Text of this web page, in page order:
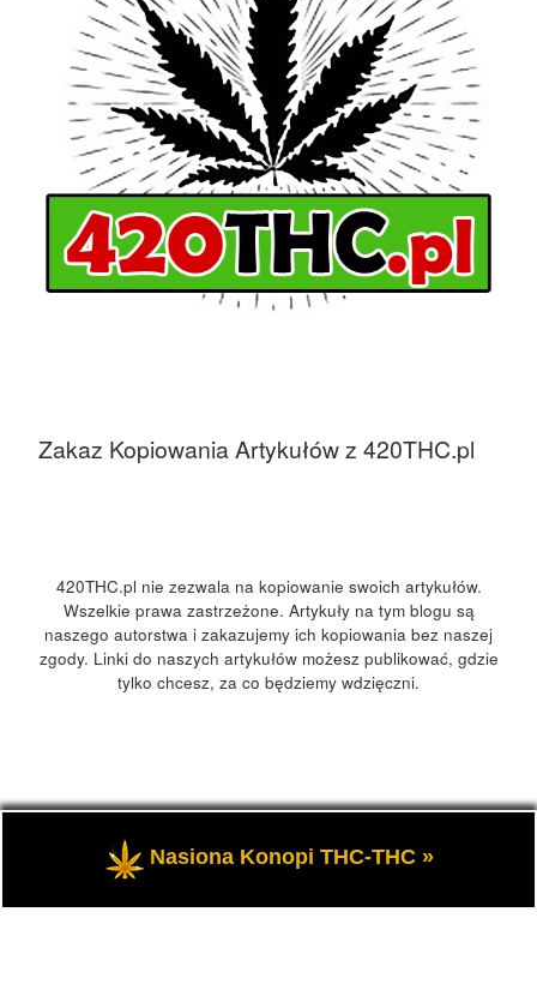
Zakaz Kopiowania Artykułów z 420THC.pl
420THC.pl nie zezwala na kopiowanie swoich artykułów.
Wszelkie prawa zastrzeżone. Artykuły na tym blogu są
naszego autorstwa i zakazujemy ich kopiowania bez naszej
zgody. Linki do naszych artykułów możesz publikować, gdzie
tylko chcesz, za co będziemy wdzięczni.
420Polska, 420THC.pl
– Wszelkie prawa zastrzeżone
- Kultura marihuany, konopi 420 w Polsce i na świecie.
Nasiona Konopi THC-THC »